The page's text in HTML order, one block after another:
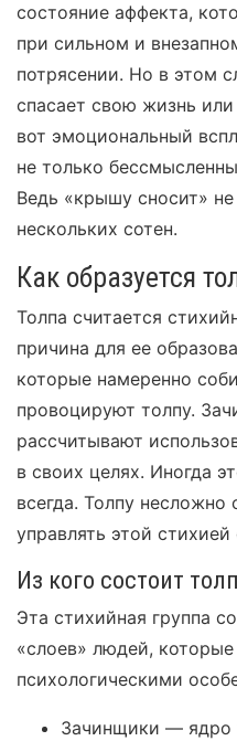
состояние аффекта,
при сильном и
потрясении. Но в этом
спасает свою жизнь
вот эмоциональный
не только
Ведь «крышу сносит»
нескольких сотен.
Как образуется
Толпа считается
причина для ее
которые намеренно
провоцируют толпу.
рассчитывают
в своих целях. Иногда
всегда. Толпу несложно
управлять этой
Из кого состоит
Эта стихийная группа
«слоев» людей,
психологическими
Зачинщики — ядро